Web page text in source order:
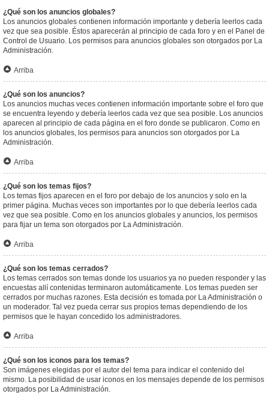
¿Qué son los anuncios globales?
Los anuncios globales contienen información importante y debería leerlos cada
vez que sea posible. Éstos aparecerán al principio de cada foro y en el Panel de
Control de Usuario. Los permisos para anuncios globales son otorgados por La
Administración.
Arriba
¿Qué son los anuncios?
Los anuncios muchas veces contienen información importante sobre el foro que
se encuentra leyendo y debería leerlos cada vez que sea posible. Los anuncios
aparecen al principio de cada página en el foro donde se publicaron. Como en
los anuncios globales, los permisos para anuncios son otorgados por La
Administración.
Arriba
¿Qué son los temas fijos?
Los temas fijos aparecen en el foro por debajo de los anuncios y solo en la
primer página. Muchas veces son importantes por lo que debería leerlos cada
vez que sea posible. Como en los anuncios globales y anuncios, los permisos
para fijar un tema son otorgados por La Administración.
Arriba
¿Qué son los temas cerrados?
Los temas cerrados son temas donde los usuarios ya no pueden responder y las
encuestas allí contenidas terminaron automáticamente. Los temas pueden ser
cerrados por muchas razones. Esta decisión es tomada por La Administración o
un moderador. Tal vez pueda cerrar sus propios temas dependiendo de los
permisos que le hayan concedido los administradores.
Arriba
¿Qué son los iconos para los temas?
Son imágenes elegidas por el autor del tema para indicar el contenido del
mismo. La posibilidad de usar iconos en los mensajes depende de los permisos
otorgados por La Administración.